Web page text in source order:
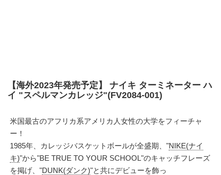
【海外2023年発売予定】 ナイキ ターミネーター ハ
イ "スペルマンカレッジ"(FV2084-001)
米国最古のアフリカ系アメリカ人女性の大学をフィーチャ
ー！
1985年、カレッジバスケットボールが全盛期、"NIKE(ナイ
キ)"から"BE TRUE TO YOUR SCHOOL"のキャッチフレーズ
を掲げ、"DUNK(ダンク)"と共にデビューを飾っ